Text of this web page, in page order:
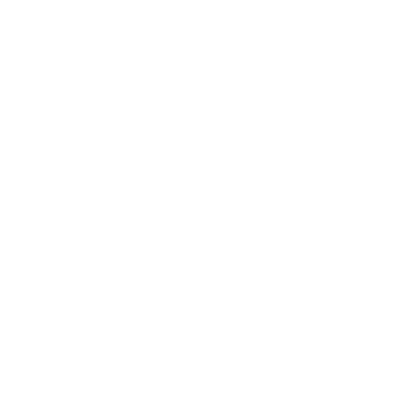
ありません。
です。
ず変更すること